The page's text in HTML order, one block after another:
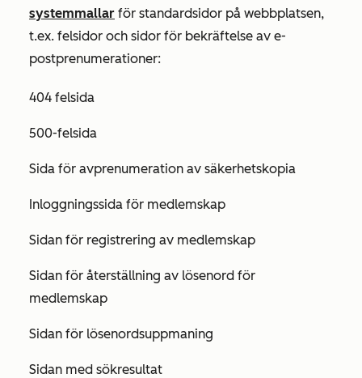
systemmallar för standardsidor på webbplatsen,
t.ex. felsidor och sidor för bekräftelse av e-
postprenumerationer:
404 felsida
500-felsida
Sida för avprenumeration av säkerhetskopia
Inloggningssida för medlemskap
Sidan för registrering av medlemskap
Sidan för återställning av lösenord för
medlemskap
Sidan för lösenordsuppmaning
Sidan med sökresultat